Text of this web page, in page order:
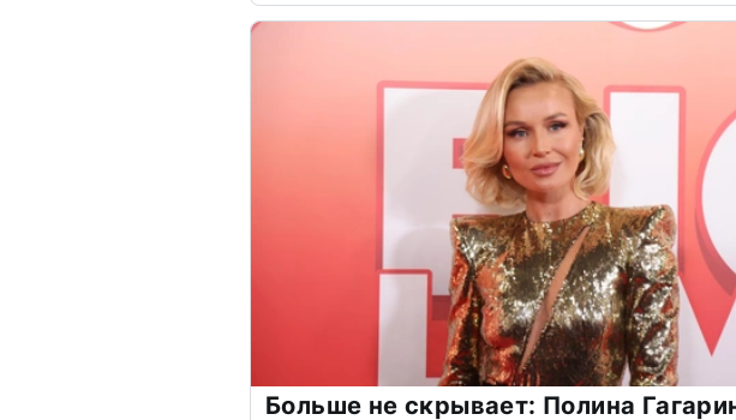
Больше не скрывает: Полина